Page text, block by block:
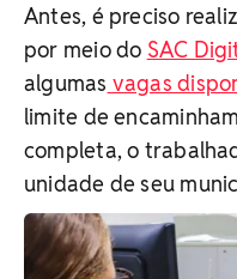
Antes, é preciso
por meio do SAC
algumas vagas
limite de
completa, o
unidade de seu